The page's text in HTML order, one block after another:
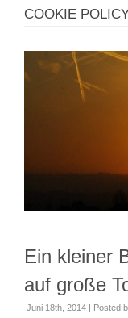
COOKIE
Ein kleiner
auf große
Juni 18th, 2014 | Posted